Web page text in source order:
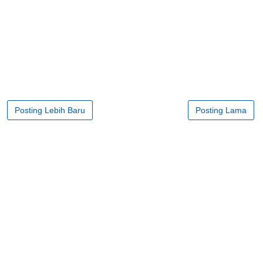
Posting Lebih Baru Posting Lama